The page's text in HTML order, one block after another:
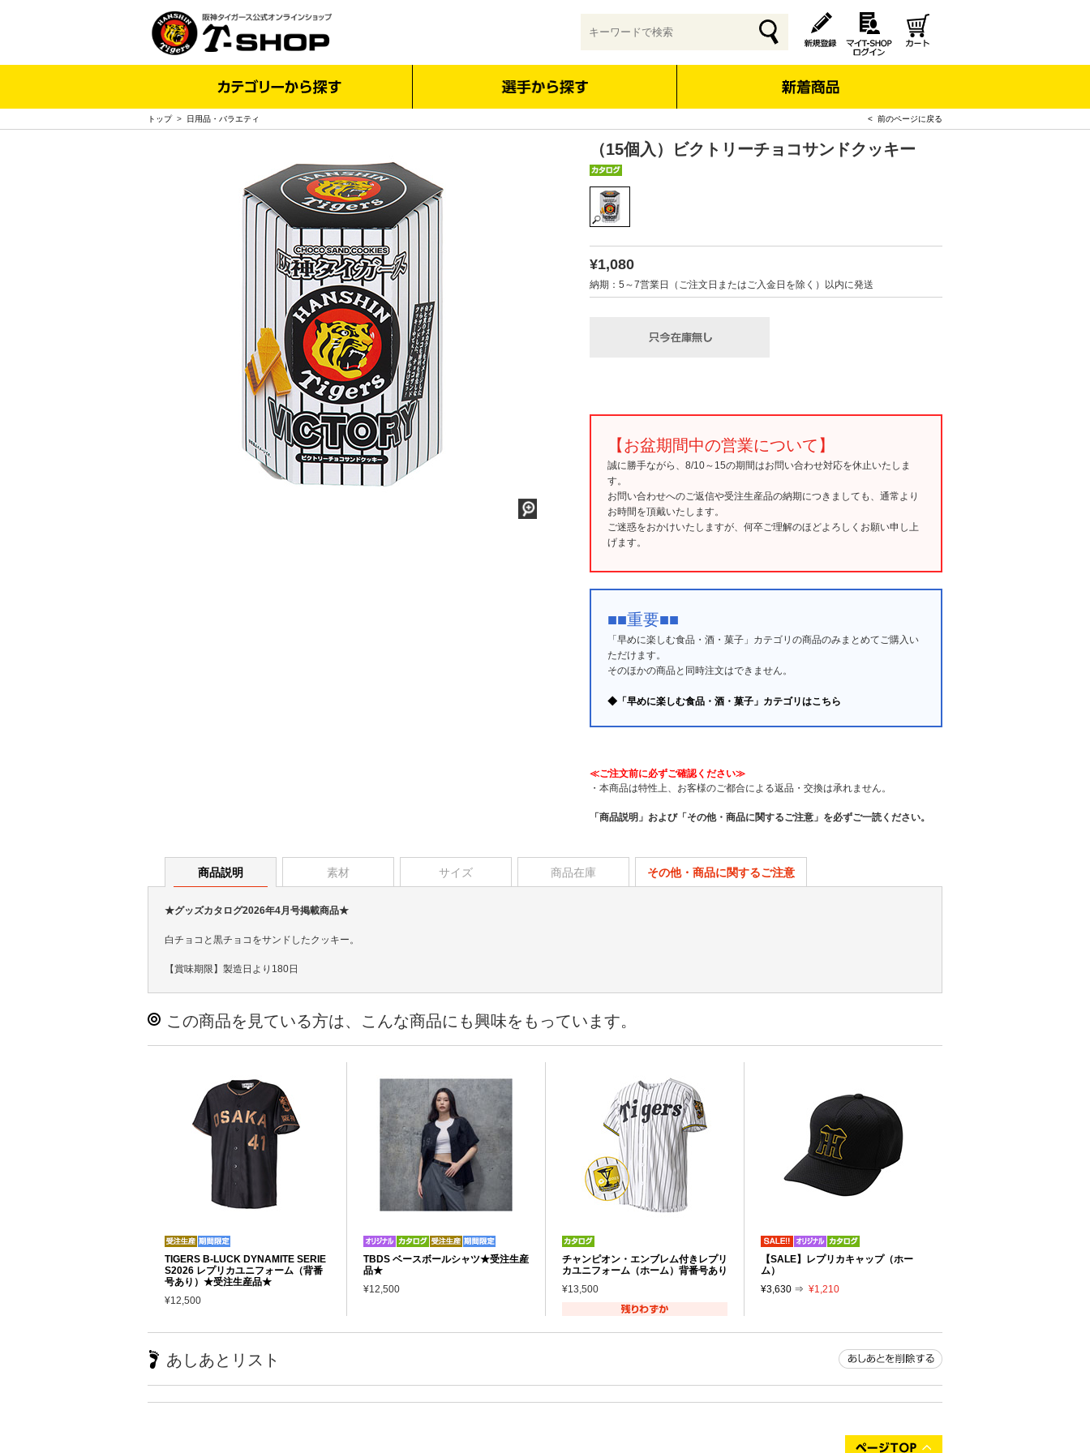
トップ> 日用品・バラエティ < 前のページに戻る
（15個入）ビクトリーチョコサンドクッキー
¥1,080
納期：5～7営業日（ご注文日またはご入金日を除く）以内に発送
【お盆期間中の営業について】
誠に勝手ながら、8/10～15の期間はお問い合わせ対応を休止いたしま
す。
お問い合わせへのご返信や受注生産品の納期につきましても、通常より
お時間を頂戴いたします。
ご迷惑をおかけいたしますが、何卒ご理解のほどよろしくお願い申し上
げます。
■■重要■■
「早めに楽しむ食品・酒・菓子」カテゴリの商品のみまとめてご購入い
ただけます。
そのほかの商品と同時注文はできません。
◆「早めに楽しむ食品・酒・菓子」カテゴリはこちら
≪ご注文前に必ずご確認ください≫
・本商品は特性上、お客様のご都合による返品・交換は承れません。
「商品説明」および「その他・商品に関するご注意」を必ずご一読ください。
商品説明 素材 サイズ 商品在庫 その他・商品に関するご注意
★グッズカタログ2026年4月号掲載商品★
白チョコと黒チョコをサンドしたクッキー。
【賞味期限】製造日より180日
この商品を見ている方は、こんな商品にも興味をもっています。
TIGERS B-LUCK DYNAMITE SERIE
S2026 レプリカユニフォーム（背番
号あり）★受注生産品★
¥12,500
TBDS ベースボールシャツ★受注生産
品★
¥12,500
チャンピオン・エンブレム付きレプリ
カユニフォーム（ホーム）背番号あり
¥13,500
【SALE】レプリカキャップ（ホー
ム）
¥3,630 ⇒ ¥1,210
あしあとリスト